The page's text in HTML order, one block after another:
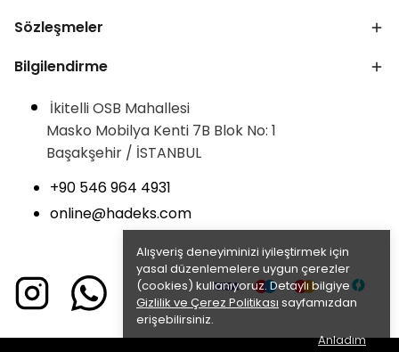
Alışveriş deneyiminizi iyileştirmek için
yasal düzenlemelere uygun çerezler
(cookies) kullanıyoruz. Detaylı bilgiye
Gizlilik ve Çerez Politikası sayfamızdan
erişebilirsiniz.
Anladım
Sözleşmeler
Bilgilendirme
İkitelli OSB Mahallesi
Masko Mobilya Kenti 7B Blok No: 1
Başakşehir / İSTANBUL
+90 546 964 4931
online@hadeks.com